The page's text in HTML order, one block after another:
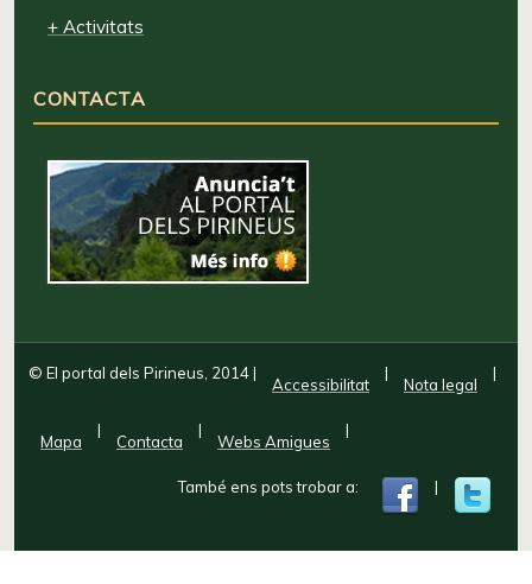
+ Activitats
CONTACTA
© El portal dels Pirineus, 2014|
Accessibilitat
|
Nota legal
|
Mapa
|
Contacta
|
Webs Amigues
|
També ens pots trobar a: |